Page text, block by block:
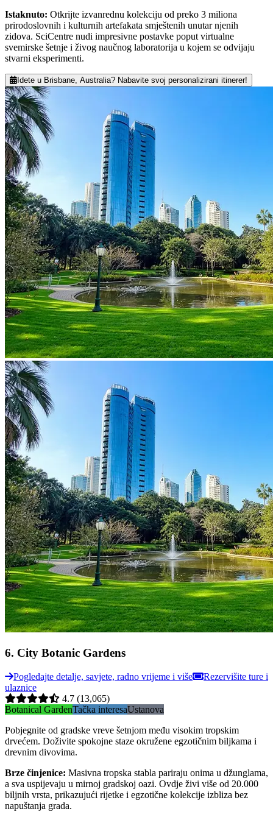
Istaknuto: Otkrijte izvanrednu kolekciju od preko 3 miliona
prirodoslovnih i kulturnih artefakata smještenih unutar njenih
zidova. SciCentre nudi impresivne postavke poput virtualne
svemirske šetnje i živog naučnog laboratorija u kojem se odvijaju
stvarni eksperimenti.
Idete u Brisbane, Australia? Nabavite svoj personalizirani itinerer!
6. City Botanic Gardens
Pogledajte detalje, savjete, radno vrijeme i više
Rezervišite ture i
ulaznice
4.7 (13,065)
Botanical GardenTačka interesaUstanova
Pobjegnite od gradske vreve šetnjom među visokim tropskim
drvećem. Doživite spokojne staze okružene egzotičnim biljkama i
drevnim divovima.
Brze činjenice: Masivna tropska stabla pariraju onima u džunglama,
a sva uspijevaju u mirnoj gradskoj oazi. Ovdje živi više od 20.000
biljnih vrsta, prikazujući rijetke i egzotične kolekcije izbliza bez
napuštanja grada.